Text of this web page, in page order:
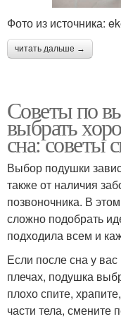
Фото из источника:
читать дальше →
Советы по
выбрать
сна: советы
Выбор подушки
также от наличия
позвоночника. В
сложно подобрать
подходила всем и
Если после сна у
плечах, подушка
плохо спите,
части тела, смените